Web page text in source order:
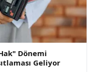
Dönemi
Geliyor